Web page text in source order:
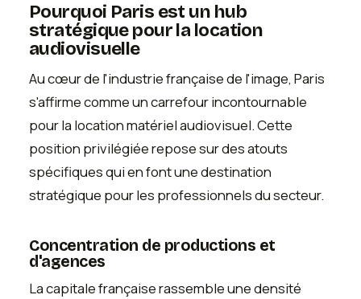
Pourquoi Paris est un hub
stratégique pour la location
audiovisuelle
Au cœur de l'industrie française de l'image, Paris
s'affirme comme un carrefour incontournable
pour la location matériel audiovisuel. Cette
position privilégiée repose sur des atouts
spécifiques qui en font une destination
stratégique pour les professionnels du secteur.
Concentration de productions et
d'agences
La capitale française rassemble une densité